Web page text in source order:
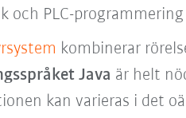
och PLC-programmering
kombinerar
Java är helt
kan varieras i det